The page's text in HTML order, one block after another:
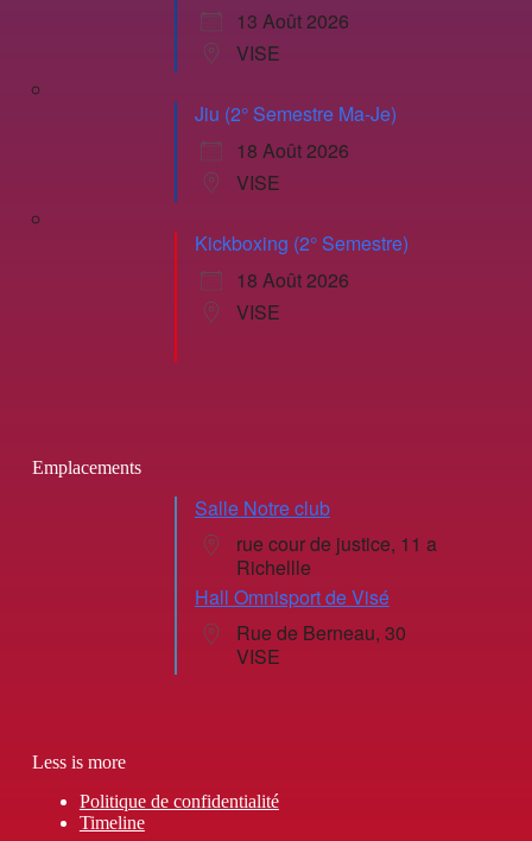
13 Août 2026
VISE
Jiu (2° Semestre Ma-Je)
18 Août 2026
VISE
Kickboxing (2° Semestre)
18 Août 2026
VISE
Emplacements
Salle Notre club
rue cour de justice, 11 a
Richellle
Hall Omnisport de Visé
Rue de Berneau, 30
VISE
Less is more
Politique de confidentialité
Timeline